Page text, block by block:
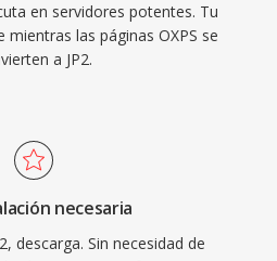
en servidores potentes. Tu
mientras las páginas OXPS se
a JP2.
necesaria
descarga. Sin necesidad de